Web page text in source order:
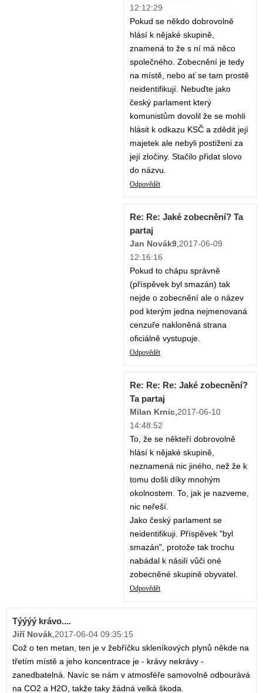
12:12:29
Pokud se někdo dobrovolně
hlásí k nějaké skupině,
znamená to že s ní má něco
společného. Zobecnění je tedy
na místě, nebo ať se tam prostě
neidentifikují. Nebuďte jako
český parlament který
komunistům dovolil že se mohli
hlásit k odkazu KSČ a zdědit její
majetek ale nebyli postiženi za
její zločiny. Stačilo přidat slovo
do názvu.
Odpovědět
Re: Re: Jaké zobecnění? Ta
partaj
Jan Novák9,2017-06-09
12:16:16
Pokud to chápu správně
(příspěvek byl smazán) tak
nejde o zobecnění ale o název
pod kterým jedna nejmenovaná
cenzuře nakloněná strana
oficiálně vystupuje.
Odpovědět
Re: Re: Re: Jaké zobecnění?
Ta partaj
Milan Krnic,2017-06-10
14:48:52
To, že se někteří dobrovolně
hlásí k nějaké skupině,
neznamená nic jiného, než že k
tomu došli díky mnohým
okolnostem. To, jak je nazveme,
nic neřeší.
Jako český parlament se
neidentifikuji. Příspěvek "byl
smazán", protože tak trochu
nabádal k násilí vůči oné
zobecněné skupině obyvatel.
Odpovědět
Týýýý krávo....
Jiří Novák,2017-06-04 09:35:15
Což o ten metan, ten je v žebříčku skleníkových plynů někde na
třetím místě a jeho koncentrace je - krávy nekrávy -
zanedbatelná. Navíc se nám v atmosféře samovolně odbourává
na CO2 a H2O, takže taky žádná velká škoda.